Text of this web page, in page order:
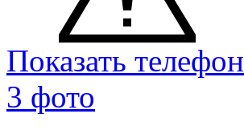
Показать телефон
3 фото